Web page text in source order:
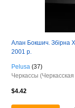
Алан Бокшич. Збірна
2001 р.
Pelusa (37)
Черкассы
$4.42